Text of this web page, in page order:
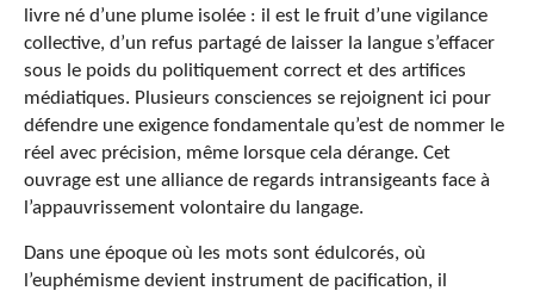
livre né d’une plume isolée : il est le fruit d’une vigilance
collective, d’un refus partagé de laisser la langue s’effacer
sous le poids du politiquement correct et des artifices
médiatiques. Plusieurs consciences se rejoignent ici pour
défendre une exigence fondamentale qu’est de nommer le
réel avec précision, même lorsque cela dérange. Cet
ouvrage est une alliance de regards intransigeants face à
l’appauvrissement volontaire du langage.
Dans une époque où les mots sont édulcorés, où
l’euphémisme devient instrument de pacification, il